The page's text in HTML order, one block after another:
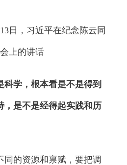
日，习近平在纪念陈云同
上的讲话
科学，根本看是不是得到
，是不是经得起实践和历
的资源和禀赋，要把调